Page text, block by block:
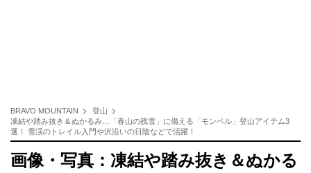
BRAVO MOUNTAIN
登山
凍結や踏み抜き＆ぬかるみ…「春山の残雪」に備える「モンベル」登山アイテム3
選！ 雪渓のトレイル入門や沢沿いの日陰などで活躍！
画像・写真：凍結や踏み抜き＆ぬかる